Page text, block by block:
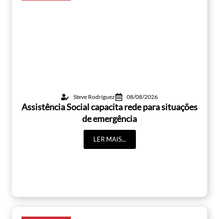
Steve Rodríguez 08/08/2026
Assistência Social capacita rede para situações
de emergência
LER MAIS...